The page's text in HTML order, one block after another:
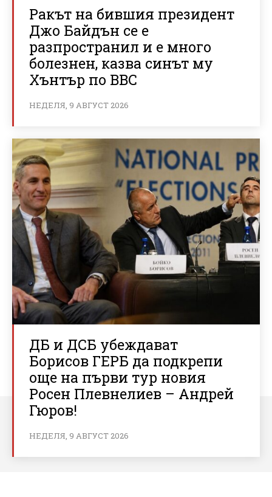
Ракът на бившия президент
Джо Байдън се е
разпространил и е много
болезнен, казва синът му
Хънтър по BBC
НЕДЕЛЯ, 9 АВГУСТ 2026
ДБ и ДСБ убеждават
Борисов ГЕРБ да подкрепи
още на първи тур новия
Росен Плевнелиев – Андрей
Гюров!
НЕДЕЛЯ, 9 АВГУСТ 2026